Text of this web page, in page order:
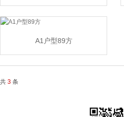
A1户型89方
共 3 条